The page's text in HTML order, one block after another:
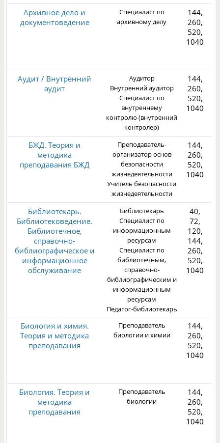
Архивное дело и
документоведение
Специалист по
архивному делу
144,
260,
520,
1040
Аудит / Внутренний
аудит
Аудитор
Внутренний аудитор
Специалист по
внутреннему
контролю (внутренний
контролер)
144,
260,
520,
1040
БЖД. Теория и
методика
преподавания БЖД
Преподаватель-
организатор основ
безопасности
жизнедеятельности
Учитель безопасности
жизнедеятельности
144,
260,
520,
1040
Библиотекарь.
Библиотековедение.
Библиотечное,
справочно-
библиографическое и
информационное
обслуживание
Библиотекарь
Специалист по
информационным
ресурсам
Специалист по
библиотечным,
справочно-
библиографическим и
информационным
ресурсам
Педагог-библиотекарь
40,
72,
120,
144,
260,
520,
1040
Биология и химия.
Теория и методика
преподавания
Преподаватель
биологии и химии
144,
260,
520,
1040
Биология. Теория и
методика
преподавания
Преподаватель
биологии
144,
260,
520,
1040